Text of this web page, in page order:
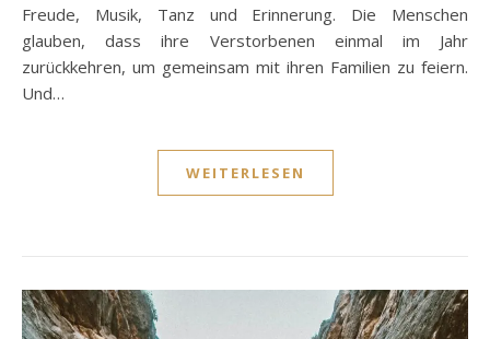
Freude, Musik, Tanz und Erinnerung. Die Menschen
glauben, dass ihre Verstorbenen einmal im Jahr
zurückkehren, um gemeinsam mit ihren Familien zu feiern.
Und…
WEITERLESEN